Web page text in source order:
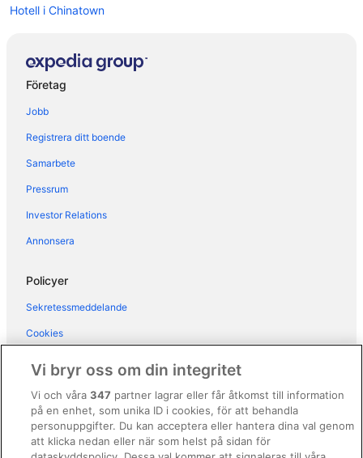
Hotell i Chinatown
Hotell i Dergano
Hotell i närheten av Galleria Vittorio Emanuele II
Hotell i Bresso
Hotell i Corsico
Gårdar i Lombardiet
Vandrarhem i Lombardiet
Lägenhetshotell i Lombardiet
Stugor i Lombardiet
Villor i Lombardiet
Hotell i Magenta
Hotell i närheten av Milanos katedral
Företag
Jobb
Registrera ditt boende
Samarbete
Pressrum
Investor Relations
Annonsera
Policyer
Sekretessmeddelande
Cookies
Regler och villkor för Vrbo
Tillgänglighetsanpassning
Vi bryr oss om din integritet
Vi och våra347 partner lagrar eller får åtkomst till information
på en enhet, som unika ID i cookies, för att behandla
personuppgifter. Du kan acceptera eller hantera dina val genom
att klicka nedan eller när som helst på sidan för